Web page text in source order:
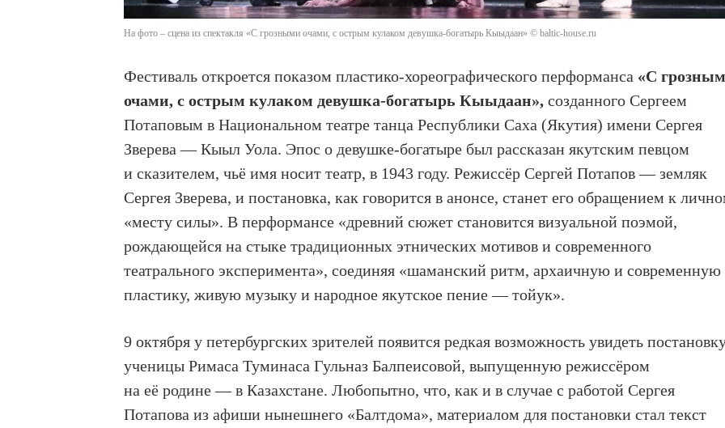
На фото – сцена из спектакля «С грозными очами, с острым кулаком девушка-богатырь Кыыдаан» © baltic-house.ru
Фестиваль откроется показом пластико-хореографического перформанса «С
очами, с острым кулаком девушка-богатырь Кыыдаан», созданного Сергеем
Потаповым в Национальном театре танца Республики Саха (Якутия) имени Сергея
Зверева — Кыыл Уола. Эпос о девушке-богатыре был рассказан якутским певцом
и сказителем, чьё имя носит театр, в 1943 году. Режиссёр Сергей Потапов — земляк
Сергея Зверева, и постановка, как говорится в анонсе, станет его обращением к
«месту силы». В перформансе «древний сюжет становится визуальной поэмой,
рождающейся на стыке традиционных этнических мотивов и современного
театрального эксперимента», соединяя «шаманский ритм, архаичную и современную
пластику, живую музыку и народное якутское пение — тойук».
9 октября у петербургских зрителей появится редкая возможность увидеть
ученицы Римаса Туминаса Гульназ Балпеисовой, выпущенную режиссёром
на её родине — в Казахстане. Любопытно, что, как и в случае с работой Сергея
Потапова из афиши нынешнего «Балтдома», материалом для постановки стал текст